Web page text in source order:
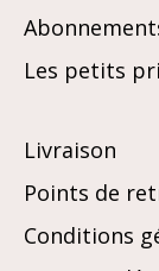
Les petits
Livraison
Points de
Conditions